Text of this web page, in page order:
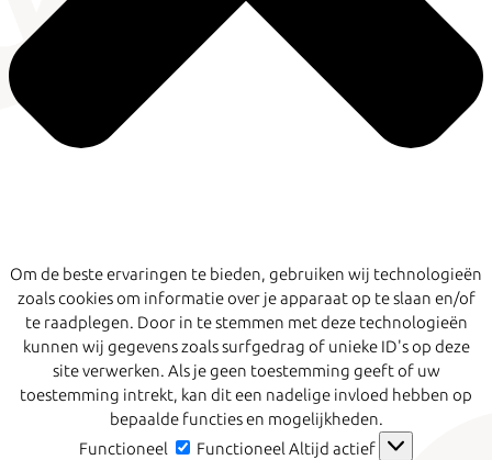
Om de beste ervaringen te bieden, gebruiken wij technologieën
zoals cookies om informatie over je apparaat op te slaan en/of
te raadplegen. Door in te stemmen met deze technologieën
kunnen wij gegevens zoals surfgedrag of unieke ID's op deze
site verwerken. Als je geen toestemming geeft of uw
toestemming intrekt, kan dit een nadelige invloed hebben op
bepaalde functies en mogelijkheden.
Functioneel
Functioneel Altijd actief